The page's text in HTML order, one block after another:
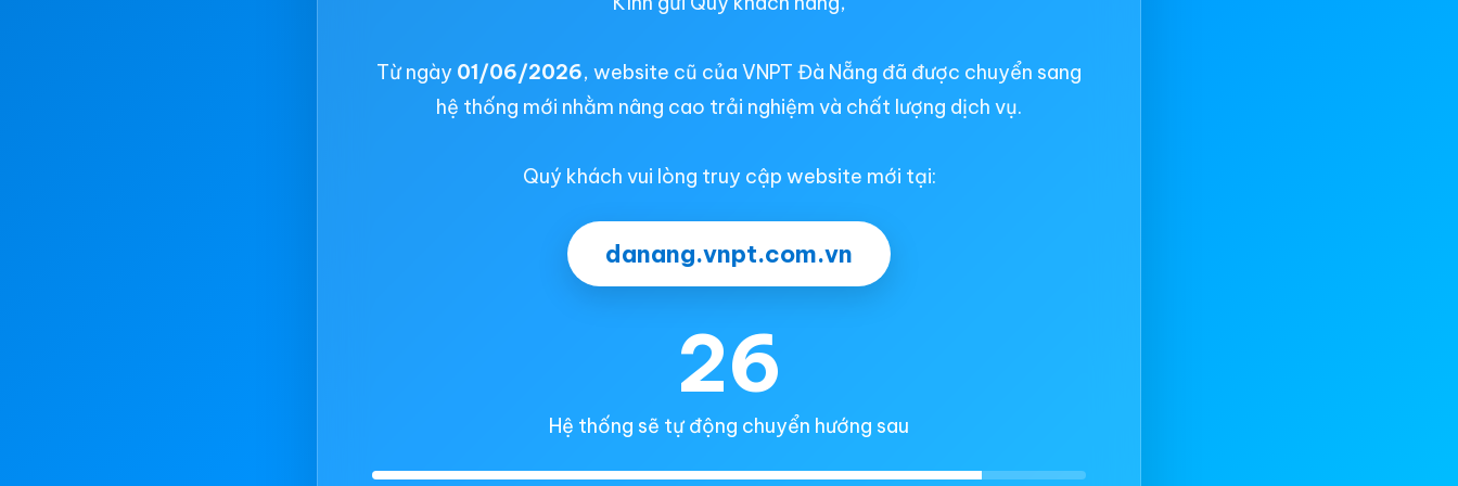
Từ ngày 01/06/2026, website cũ của VNPT Đà Nẵng đã được chuyển sang
hệ thống mới nhằm nâng cao trải nghiệm và chất lượng dịch vụ.
Quý khách vui lòng truy cập website mới tại:
danang.vnpt.com.vn
26
Hệ thống sẽ tự động chuyển hướng sau